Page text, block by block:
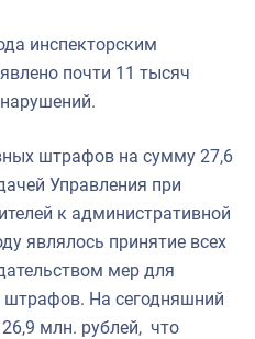
инспекторским
почти 11 тысяч
штрафов на сумму 27,6
Управления при
к административной
являлось принятие всех
мер для
штрафов. На сегодняшний
млн. рублей, что